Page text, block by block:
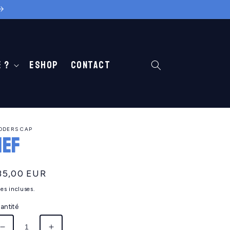
? Eshop Contact
CAP
EUR
incluses.